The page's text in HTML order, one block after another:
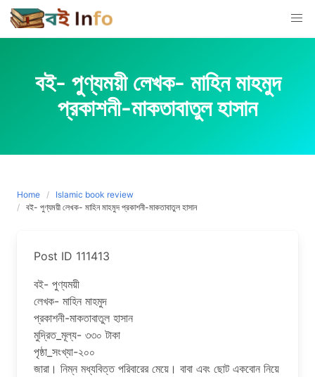
Skip
to
content
বই- পুণ্যময়ী লেখক- মাহিন মাহমুদ
প্রকাশনী-মাকতাবাতুল হাসান
Home
Islamic book review
বই- পুণ্যময়ী লেখক- মাহিন মাহমুদ প্রকাশনী-মাকতাবাতুল হাসান
Post ID 111413
বই- পুণ্যময়ী
লেখক- মাহিন মাহমুদ
প্রকাশনী-মাকতাবাতুল হাসান
মুদ্রিত_মূল্য- ৩৩০ টাকা
পৃষ্ঠা_সংখ্যা-২০০
জারা। নিম্ন মধ্যবিত্ত পরিবারের মেয়ে। বাবা এবং ছোট একবোন নিয়ে